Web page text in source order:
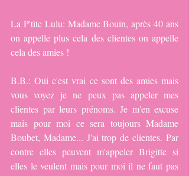
La P'tite Lulu: Madame Bouin, après 40 ans
on appelle plus cela des clientes on appelle
cela des amies !
B.B.: Oui c'est vrai ce sont des amies mais
vous voyez je ne peux pas appeler mes
clientes par leurs prénoms. Je m'en excuse
mais pour moi ce sera toujours Madame
Boubet, Madame... J'ai trop de clientes. Par
contre elles peuvent m'appeler Brigitte si
elles le veulent mais pour moi il ne faut pas